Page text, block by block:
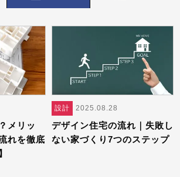
メリッ
れを徹底
設計 2025.08.28
デザイン住宅の流れ｜失敗し
ない家づくり7つのステップ